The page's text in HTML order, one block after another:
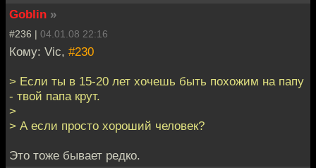
Goblin »
#236 | 04.01.08 22:16
Кому: Vic, #230
> Если ты в 15-20 лет хочешь быть похожим на папу
- твой папа крут.
>
> А если просто хороший человек?
Это тоже бывает редко.